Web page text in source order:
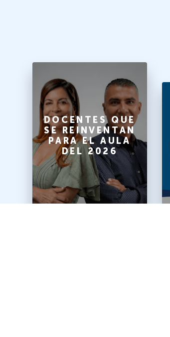
DOCENTES QUE
SE REINVENTAN
PARA EL AULA
DEL 2026